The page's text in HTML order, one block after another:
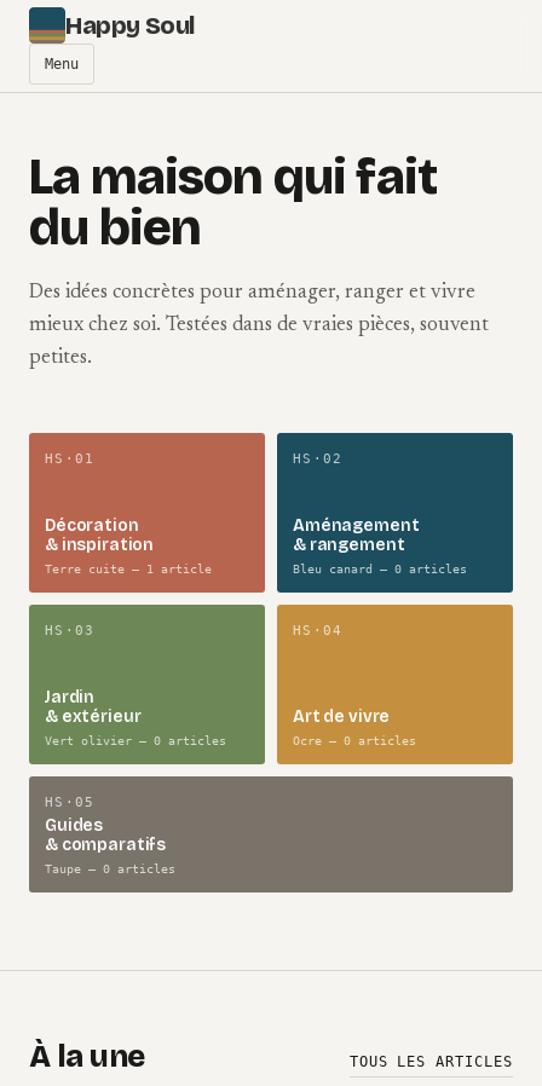
Aller au contenuHappy Soul
Menu
La maison qui fait
du bien
Des idées concrètes pour aménager, ranger et vivre
mieux chez soi. Testées dans de vraies pièces, souvent
petites.
HS·01
Décoration
& inspiration
Terre cuite — 1 article
HS·02
Aménagement
& rangement
Bleu canard — 0 articles
HS·03
Jardin
& extérieur
Vert olivier — 0 articles
HS·04
Art de vivre
Ocre — 0 articles
HS·05
Guides
& comparatifs
Taupe — 0 articles
À la une TOUS LES ARTICLES